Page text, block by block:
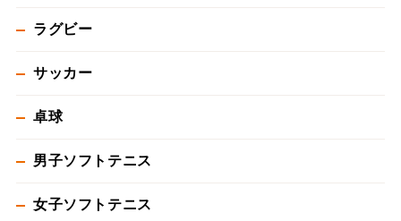
ラグビー
サッカー
卓球
男子ソフトテニス
女子ソフトテニス